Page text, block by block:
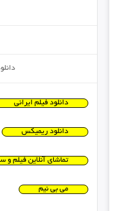
دانلود فیلم ایرانی
دانلود ریمیکس
تماشای آنلاین فیلم و
می بی نیم